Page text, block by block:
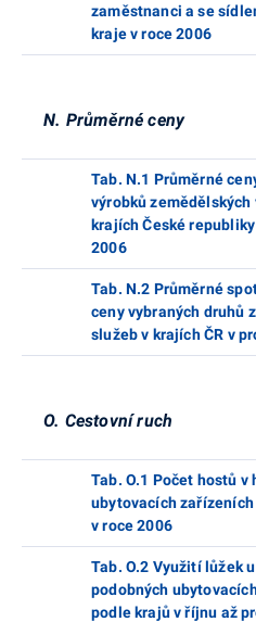
zaměstnanci a se
kraje v roce 2006
N. Průměrné ceny
Tab. N.1 Průměrné
výrobků zemědělských
krajích České
2006
Tab. N.2 Průměrné
ceny vybraných druhů
služeb v krajích ČR v
O. Cestovní ruch
Tab. O.1 Počet hostů v
ubytovacích
v roce 2006
Tab. O.2 Využití lůžek
podobných
podle krajů v říjnu až